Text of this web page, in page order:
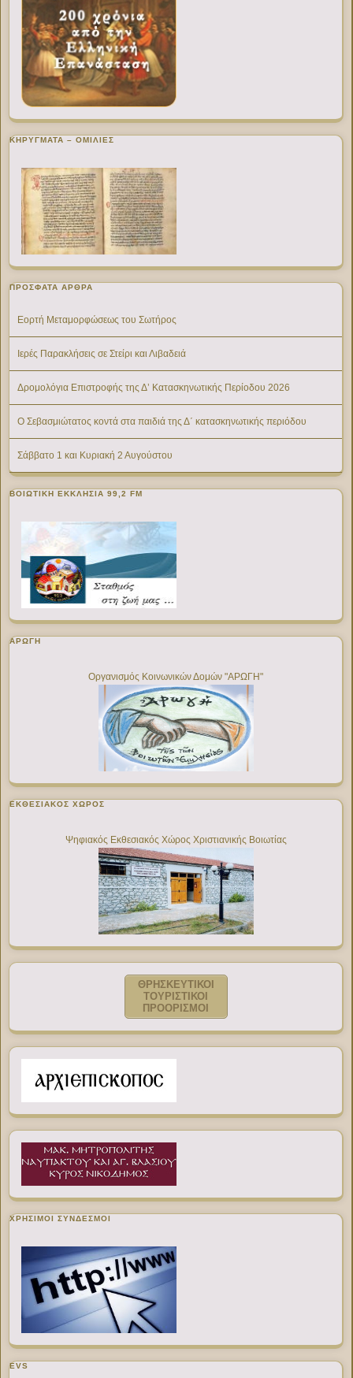
ΚΗΡΥΓΜΑΤΑ – ΟΜΙΛΙΕΣ
ΠΡΌΣΦΑΤΑ ΆΡΘΡΑ
Εορτή Μεταμορφώσεως του Σωτήρος
Ιερές Παρακλήσεις σε Στείρι και Λιβαδειά
Δρομολόγια Επιστροφής της Δ’ Κατασκηνωτικής Περίοδου 2026
Ο Σεβασμιώτατος κοντά στα παιδιά της Δ΄ κατασκηνωτικής περιόδου
Σάββατο 1 και Κυριακή 2 Αυγούστου
ΒΟΙΩΤΙΚΉ ΕΚΚΛΗΣΊΑ 99,2 FM
ΑΡΩΓΗ
Οργανισμός Κοινωνικών Δομών "ΑΡΩΓΗ"
ΕΚΘΕΣΙΑΚΌΣ ΧΏΡΟΣ
Ψηφιακός Εκθεσιακός Χώρος Χριστιανικής Βοιωτίας
ΘΡΗΣΚΕΥΤΙΚΟΙ
ΤΟΥΡΙΣΤΙΚΟΙ
ΠΡΟΟΡΙΣΜΟΙ
ΧΡΉΣΙΜΟΙ ΣΎΝΔΕΣΜΟΙ
EVS